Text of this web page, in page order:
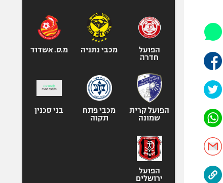
אופניים
ספורט מוטורי
כדורמים
בייסבול MLB
ספורט אתגרי
אומנויות לחימה
הפועל
חדרה
מכבי נתניה מ.ס. אשדוד
הפועל קרית
שמונה
מכבי פתח
תקוה
בני סכנין
הפועל
ירושלים